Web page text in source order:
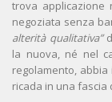
trova
negoziata senza
alterità qualitativa”
la nuova, né nel
regolamento,
ricada in una